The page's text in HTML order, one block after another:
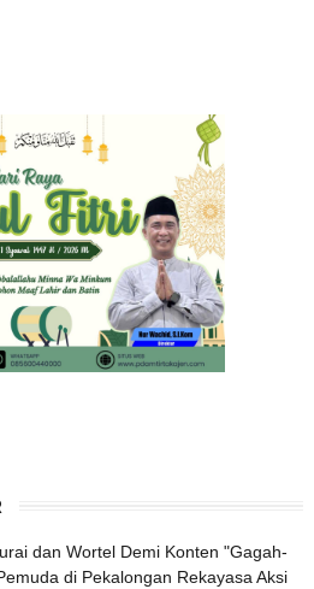
dan Wortel Demi Konten "Gagah-
di Pekalongan Rekayasa Aksi